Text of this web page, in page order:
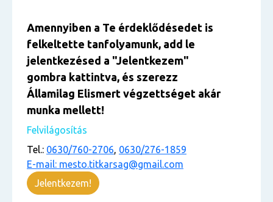
Amennyiben a Te érdeklődésedet is
felkeltette tanfolyamunk, add le
jelentkezésed a "Jelentkezem"
gombra kattintva, és szerezz
Államilag Elismert végzettséget akár
munka mellett!
Felvilágosítás
Tel.: 0630/760-2706, 0630/276-1859
E-mail: mesto.titkarsag@gmail.com
Jelentkezem!